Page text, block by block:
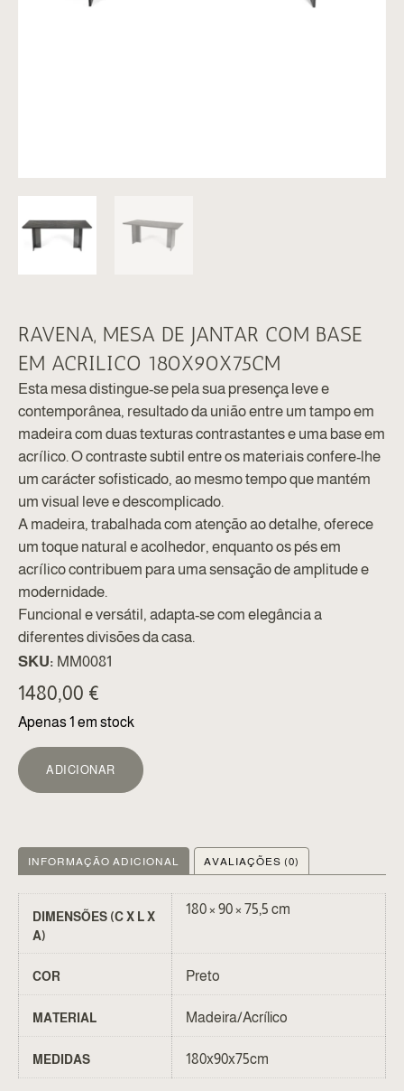
RAVENA, MESA DE JANTAR COM BASE
EM ACRILICO 180X90X75CM
Esta mesa distingue-se pela sua presença leve e
contemporânea, resultado da união entre um tampo em
madeira com duas texturas contrastantes e uma base em
acrílico. O contraste subtil entre os materiais confere-lhe
um carácter sofisticado, ao mesmo tempo que mantém
um visual leve e descomplicado.
A madeira, trabalhada com atenção ao detalhe, oferece
um toque natural e acolhedor, enquanto os pés em
acrílico contribuem para uma sensação de amplitude e
modernidade.
Funcional e versátil, adapta-se com elegância a
diferentes divisões da casa.
SKU: MM0081
1480,00 €
Apenas 1 em stock
ADICIONAR
ALTERNATIVE:
INFORMAÇÃO ADICIONAL AVALIAÇÕES (0)
DIMENSÕES (C X L X
A)
180 × 90 × 75,5 cm
COR Preto
MATERIAL Madeira/Acrílico
MEDIDAS 180x90x75cm